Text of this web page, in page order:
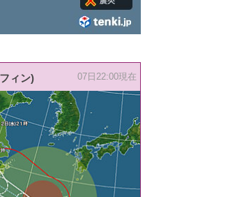
ィン) 07日22:00現在